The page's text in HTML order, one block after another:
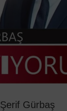
Şerif Gürbaş